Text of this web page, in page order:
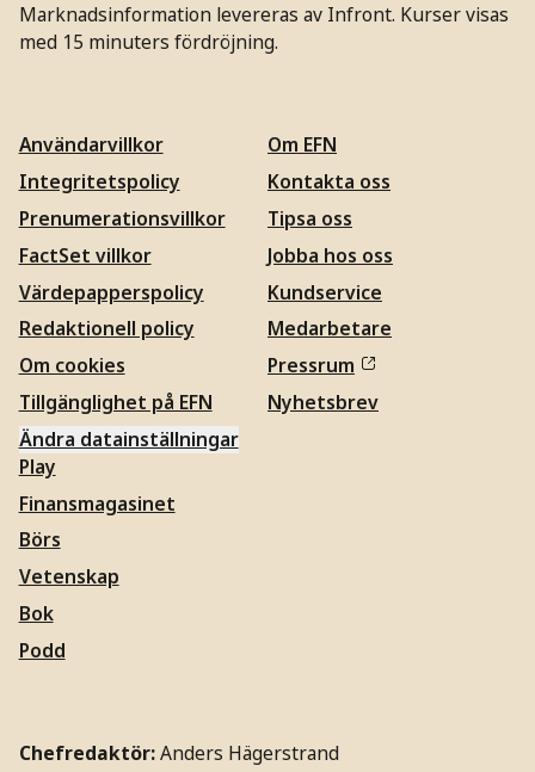
Marknadsinformation levereras av Infront. Kurser visas
med 15 minuters fördröjning.
Användarvillkor
Integritetspolicy
Prenumerationsvillkor
FactSet villkor
Värdepapperspolicy
Redaktionell policy
Om cookies
Tillgänglighet på EFN
Ändra datainställningar
Om EFN
Kontakta oss
Tipsa oss
Jobba hos oss
Kundservice
Medarbetare
Pressrum
Nyhetsbrev
Play
Finansmagasinet
Börs
Vetenskap
Bok
Podd
Chefredaktör:Anders Hägerstrand